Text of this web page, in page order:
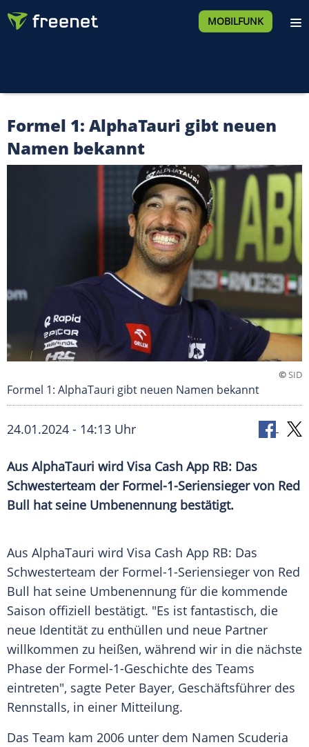
MOBILFUNK
Formel 1: AlphaTauri gibt neuen
Namen bekannt
©SID
Formel 1: AlphaTauri gibt neuen Namen bekannt
24.01.2024 - 14:13 Uhr
Aus AlphaTauri wird Visa Cash App RB: Das
Schwesterteam der Formel-1-Seriensieger von Red
Bull hat seine Umbenennung bestätigt.
Aus AlphaTauri wird Visa Cash App RB: Das
Schwesterteam der Formel-1-Seriensieger von Red
Bull hat seine Umbenennung für die kommende
Saison offiziell bestätigt. "Es ist fantastisch, die
neue Identität zu enthüllen und neue Partner
willkommen zu heißen, während wir in die nächste
Phase der Formel-1-Geschichte des Teams
eintreten", sagte Peter Bayer, Geschäftsführer des
Rennstalls, in einer Mitteilung.
Das Team kam 2006 unter dem Namen Scuderia